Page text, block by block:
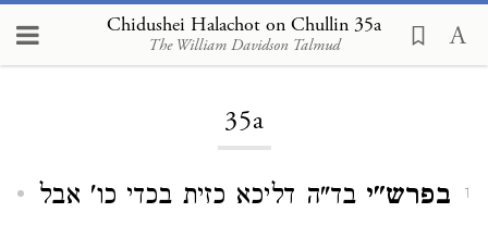
Chidushei Halachot on Chullin 35a
The William Davidson Talmud
Loading...
35a
1 בפרש"י בד"ה דליכא כזית בכדי כו' אבל